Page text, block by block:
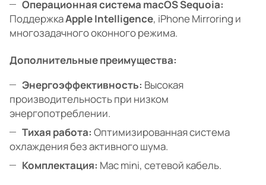
Операционная система macOS Sequoia:
ПоддержкаApple Intelligence, iPhone Mirroring и
многозадачного оконного режима.
Дополнительные преимущества:
Энергоэффективность: Высокая
производительность при низком
энергопотреблении.
Тихая работа: Оптимизированная система
охлаждения без активного шума.
Комплектация: Mac mini, сетевой кабель.